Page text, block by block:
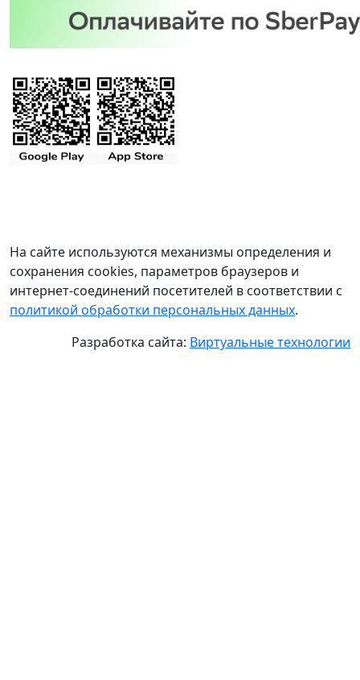
На сайте используются механизмы определения и
сохранения cookies, параметров браузеров и
интернет-соединений посетителей в соответствии с
политикой обработки персональных данных.
Разработка сайта: Виртуальные технологии